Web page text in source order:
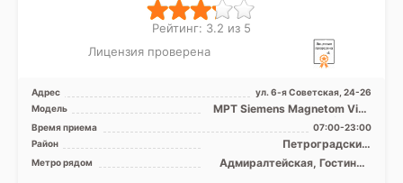
Рейтинг: 3.2 из 5
Лицензия проверена
Адрес
ул. 6-я Советская, 24-26
Модель
МРТ Siemens Magnetom Vida
3Т закрытый тип, Siemens
Magnetom Essenza 1. ...
Время приема
07:00-23:00
Район
Петроградский,
Фрунзенский, Центральный,
Адмиралтейский
Метро рядом
Адмиралтейская, Гостиный